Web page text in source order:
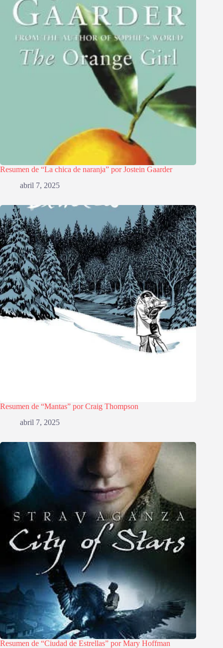
Resumen de “La chica de naranja” por Jostein Gaarder
abril 7, 2025
Resumen de “Mantas” por Craig Thompson
abril 7, 2025
Resumen de “Ciudad de Estrellas” por Mary Hoffman